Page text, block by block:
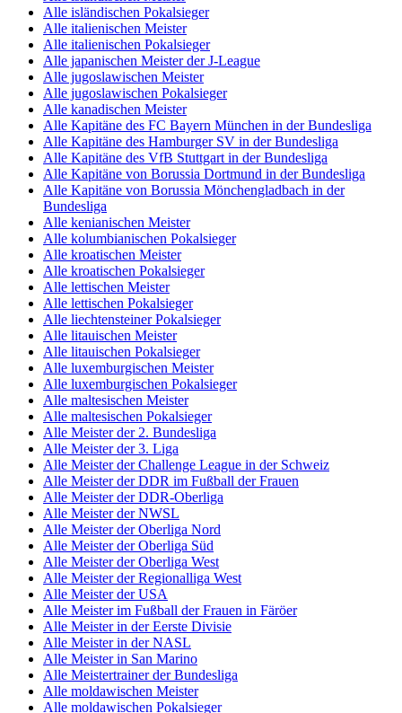
Alle isländischen Pokalsieger
Alle italienischen Meister
Alle italienischen Pokalsieger
Alle japanischen Meister der J-League
Alle jugoslawischen Meister
Alle jugoslawischen Pokalsieger
Alle kanadischen Meister
Alle Kapitäne des FC Bayern München in der Bundesliga
Alle Kapitäne des Hamburger SV in der Bundesliga
Alle Kapitäne des VfB Stuttgart in der Bundesliga
Alle Kapitäne von Borussia Dortmund in der Bundesliga
Alle Kapitäne von Borussia Mönchengladbach in der
Bundesliga
Alle kenianischen Meister
Alle kolumbianischen Pokalsieger
Alle kroatischen Meister
Alle kroatischen Pokalsieger
Alle lettischen Meister
Alle lettischen Pokalsieger
Alle liechtensteiner Pokalsieger
Alle litauischen Meister
Alle litauischen Pokalsieger
Alle luxemburgischen Meister
Alle luxemburgischen Pokalsieger
Alle maltesischen Meister
Alle maltesischen Pokalsieger
Alle Meister der 2. Bundesliga
Alle Meister der 3. Liga
Alle Meister der Challenge League in der Schweiz
Alle Meister der DDR im Fußball der Frauen
Alle Meister der DDR-Oberliga
Alle Meister der NWSL
Alle Meister der Oberliga Nord
Alle Meister der Oberliga Süd
Alle Meister der Oberliga West
Alle Meister der Regionalliga West
Alle Meister der USA
Alle Meister im Fußball der Frauen in Färöer
Alle Meister in der Eerste Divisie
Alle Meister in der NASL
Alle Meister in San Marino
Alle Meistertrainer der Bundesliga
Alle moldawischen Meister
Alle moldawischen Pokalsieger